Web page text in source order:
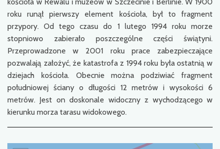
roku runął pierwszy element kościoła, był to fragment
przypory. Od tego czasu do 1 lutego 1994 roku morze
stopniowo zabierało poszczególne części świątyni.
Przeprowadzone w 2001 roku prace zabezpieczające
pozwalają założyć, że katastrofa z 1994 roku była ostatnią w
dziejach kościoła. Obecnie można podziwiać fragment
południowej ściany o długości 12 metrów i wysokości 6
metrów. Jest on doskonale widoczny z wychodzącego w
kierunku morza tarasu widokowego.